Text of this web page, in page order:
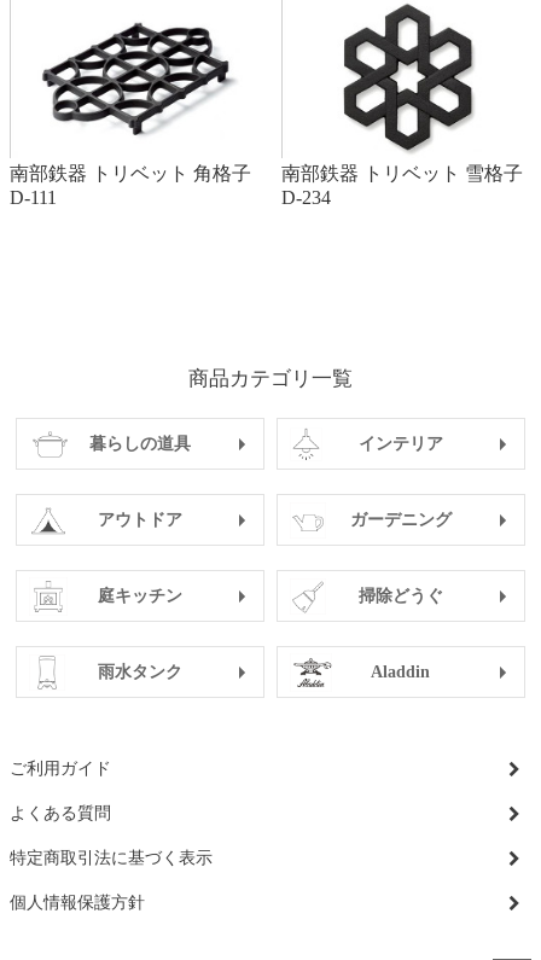
南部鉄器 トリベット 角格子
D-111
南部鉄器 トリベット 雪格子
D-234
商品カテゴリ一覧
暮らしの道具 インテリア
アウトドア ガーデニング
庭キッチン 掃除どうぐ
雨水タンク Aladdin
ご利用ガイド
よくある質問
特定商取引法に基づく表示
個人情報保護方針